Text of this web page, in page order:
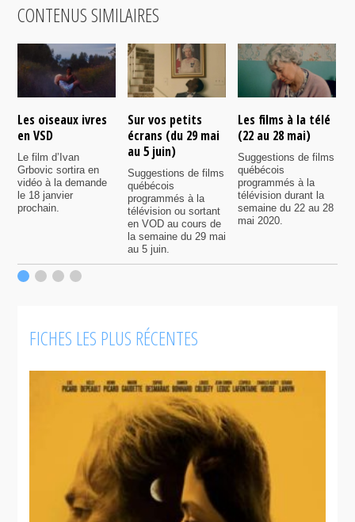
CONTENUS SIMILAIRES
Les oiseaux ivres
en VSD
Le film d’Ivan
Grbovic sortira en
vidéo à la demande
le 18 janvier
prochain.
Sur vos petits
écrans (du 29 mai
au 5 juin)
Suggestions de films
québécois
programmés à la
télévision ou sortant
en VOD au cours de
la semaine du 29 mai
au 5 juin.
Les films à la télé
(22 au 28 mai)
Suggestions de films
québécois
programmés à la
télévision durant la
semaine du 22 au 28
mai 2020.
FICHES LES PLUS RÉCENTES